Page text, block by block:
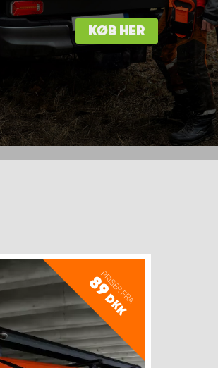
KØB HER
PRISER FRA
89
DKK